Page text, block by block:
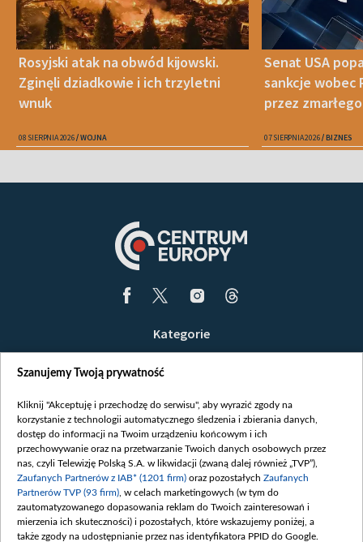
Rosyjski atak na obwód kijowski.
Zginęli dziadkowie i ich trzyletni
wnuk
08 SIERPNIA 2026 WOJNA
Senat USA
sankcje wobec
przez
07 SIERPNIA 2026 BIZNES
Kategorie
Opinie
Białoruś / Polska
Czytelnia
Centrum Europy
O nas
Kontakt
Szanujemy Twoją prywatność
Kliknij "Akceptuję i przechodzę do serwisu", aby wyrazić zgody na
korzystanie z technologii automatycznego śledzenia i zbierania danych,
dostęp do informacji na Twoim urządzeniu końcowym i ich
przechowywanie oraz na przetwarzanie Twoich danych osobowych przez
nas, czyli Telewizję Polską S.A. w likwidacji (zwaną dalej również „TVP”),
Zaufanych Partnerów z IAB* (1201 firm) oraz pozostałych Zaufanych
Partnerów TVP (93 firm) , w celach marketingowych (w tym do
zautomatyzowanego dopasowania reklam do Twoich zainteresowań i
mierzenia ich skuteczności) i pozostałych, które wskazujemy poniżej, a
także zgody na udostępnianie przez nas identyfikatora PPID do Google.